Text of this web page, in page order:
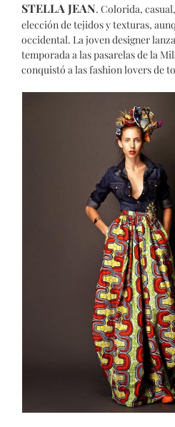
STELLA JEAN. Colorida,
elección de tejidos y texturas,
occidental. La joven designer
temporada a las pasarelas de la
conquistó a las fashion lovers de